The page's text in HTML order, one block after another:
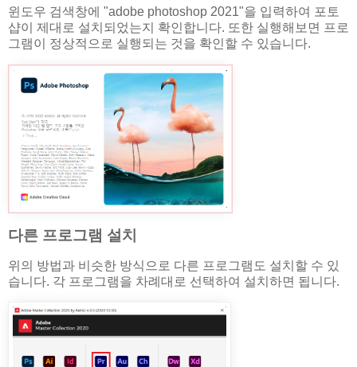
윈도우 검색창에 "adobe photoshop 2021"을 입력하여 포토
샵이 제대로 설치되었는지 확인합니다. 또한 실행해보면 프로
그램이 정상적으로 실행되는 것을 확인할 수 있습니다.
다른 프로그램 설치
위의 방법과 비슷한 방식으로 다른 프로그램도 설치할 수 있
습니다. 각 프로그램을 차례대로 선택하여 설치하면 됩니다.